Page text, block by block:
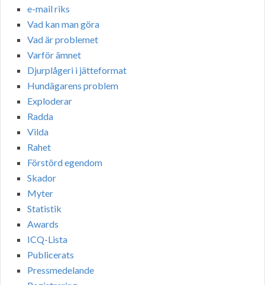
e-mail riks
Vad kan man göra
Vad är problemet
Varför ämnet
Djurplågeri i jätteformat
Hundägarens problem
Exploderar
Radda
Vilda
Rahet
Förstörd egendom
Skador
Myter
Statistik
Awards
ICQ-Lista
Publicerats
Pressmedelande